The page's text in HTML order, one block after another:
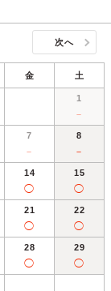
次へ
金 土
1
－
7
－
8
－
14
◯
15
◯
21
◯
22
◯
28
◯
29
◯